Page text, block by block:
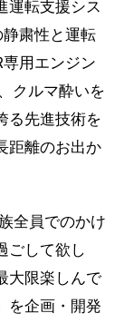
運転支援シス
粛性と運転
用エンジン
クルマ酔いを
る先進技術を
距離のお出か
全員でのかけ
ごして欲し
大限楽しんで
を企画・開発